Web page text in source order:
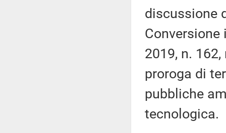
discussione
Conversione
2019, n.
proroga di
pubbliche
tecnologica.